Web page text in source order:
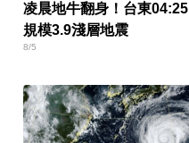
凌晨地牛翻身！台東04:25
規模3.9淺層地震
8/5